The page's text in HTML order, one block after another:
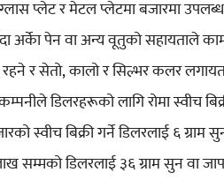
प्लेट र मेटल प्लेटमा बजारमा
अर्काे पेन वा अन्य वूतुको सहायताले
र सेतो, कालो र सिल्भर कलर
डिलरहरूको लागि रोमा स्वीच
स्वीच बिक्री गर्ने डिलरलाई ६ ग्राम
सम्मको डिलरलाई ३६ ग्राम सुन वा